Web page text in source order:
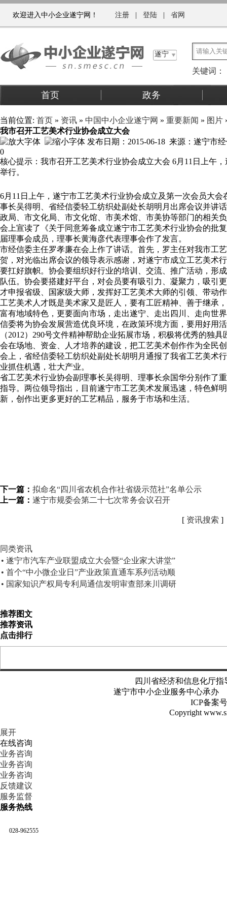
欢迎进入中小企业遂宁网！ 注册 登陆 省网
遂宁
关键词：
首页
政务
当前位置: 首页 » 资讯 » 中国中小企业遂宁网 » 重要新闻 » 图片
我市召开工艺美术行业协会成立大会
发布日期：2015-06-18 来源：遂宁市
0
核心提示：我市召开工艺美术行业协会成立大会 6月11日上午
举行。
6月 11 日
上午，遂宁市工艺美术行业协会成立及第一次会员大
事长吴得明、省经信委轻工纺织处副处长胡明月出席会议并讲
政局、市文化局、市文化馆、市美术馆、市美协等部门的相关
会上宣读了《关于同意筹备成立遂宁市工艺美术行业协会的批
届理事会成员，理事长黄海彦代表理事会作了发言。
市经信委主任罗孝廉在会上作了讲话。首先，罗主任对我市工
贺，对光临出席会议的领导表示感谢，对遂宁市成立工艺美术
要扛好旗帜。协会要组织好行业的培训、交流、推广活动，形
队伍。协会要搭建好平台，对会员要有吸引力、凝聚力，吸引
才申报省级、国家级大师，发挥好工艺美术大师的引领、带动
工艺美术人才既是美术家又是匠人，要有工匠精神、善于继承
富有地域特色，更要面向市场，走出遂宁、走出四川、走向世
信委将为协会发展营造优良环境，在政策环境方面，要用好用
（2012） 290号文件精神帮助企业拓展市场，积极将优秀的独
会在场地、资金、人才培养的建设，把工艺美术创作作为全民
会上，省经信委轻工纺织处副处长胡明月通报了我省工艺美术
业抓住机遇，壮大产业。
省工艺美术行业协会副理事长吴得明、理事长佘国华分别作了
指导。两位领导指出，目前遂宁市工艺美术发展迅速，特色鲜
新，创作出更多更好的工艺精品，服务于市场和生活。
下一篇： 拟命名“四川省农机合作社省级示范社”名单公示
上一篇： 遂宁市规委会第二十七次常务会议召开
[ 资讯搜索 ]
同类资讯
• 遂宁市汽车产业联盟成立大会暨“企业家大讲堂”
• 首个“中小微企业日”产业政策直通车系列活动顺
• 国家知识产权局专利局通信发明审查部来川调研
推荐图文
推荐资讯
点击排行
四川省经济和信息化厅
遂宁市中小企业服务中心承
ICP备案
Copyright
展开
在线咨询
业务咨询
业务咨询
业务咨询
反馈建议
服务监督
服务热线
028-962555